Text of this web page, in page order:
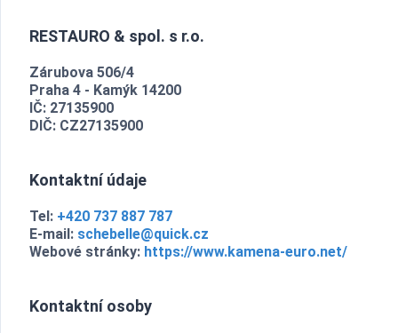
RESTAURO & spol. s r.o.
Zárubova 506/4
Praha 4 - Kamýk 14200
IČ: 27135900
DIČ: CZ27135900
Kontaktní údaje
Tel: +420 737 887 787
E-mail: schebelle@quick.cz
Webové stránky: https://www.kamena-euro.net/
Kontaktní osoby